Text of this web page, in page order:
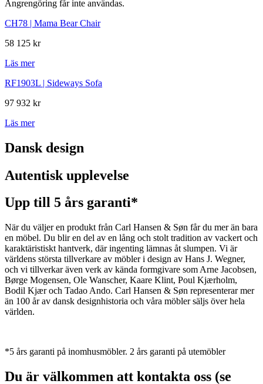
Ångrengöring får inte användas.
CH78 | Mama Bear Chair
58 125 kr
Läs mer
RF1903L | Sideways Sofa
97 932 kr
Läs mer
Dansk design
Autentisk upplevelse
Upp till 5 års garanti*
När du väljer en produkt från Carl Hansen & Søn får du mer än bara
en möbel. Du blir en del av en lång och stolt tradition av vackert och
karaktäristiskt hantverk, där ingenting lämnas åt slumpen. Vi är
världens största tillverkare av möbler i design av Hans J. Wegner,
och vi tillverkar även verk av kända formgivare som Arne Jacobsen,
Børge Mogensen, Ole Wanscher, Kaare Klint, Poul Kjærholm,
Bodil Kjær och Tadao Ando. Carl Hansen & Søn representerar mer
än 100 år av dansk designhistoria och våra möbler säljs över hela
världen.
*5 års garanti på inomhusmöbler. 2 års garanti på utemöbler
Du är välkommen att kontakta oss (se